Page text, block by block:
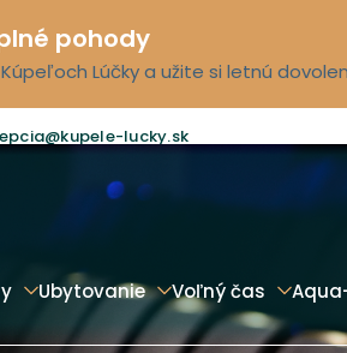
pohody
Lúčky a užite si letnú
lucky.sk
Ubytovanie Voľný čas